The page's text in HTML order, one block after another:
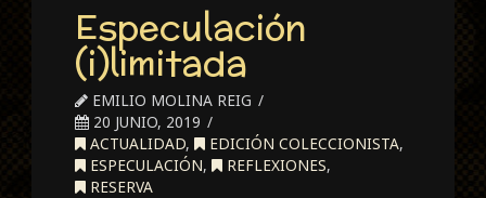
Especulación
(i)limitada
EMILIO MOLINA REIG
20 JUNIO, 2019
ACTUALIDAD, EDICIÓN COLECCIONISTA,
ESPECULACIÓN, REFLEXIONES,
RESERVA